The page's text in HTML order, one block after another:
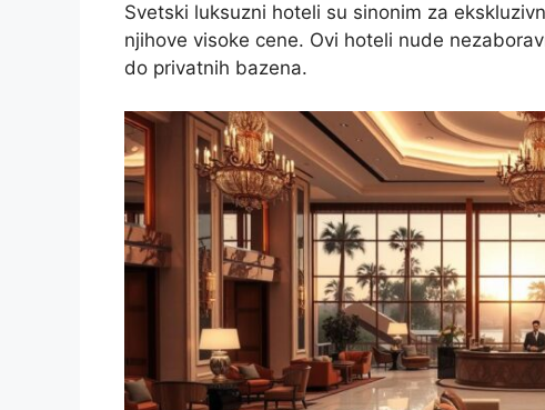
Svetski luksuzni hoteli su sinonim za
njihove visoke cene. Ovi hoteli nude
do privatnih bazena.